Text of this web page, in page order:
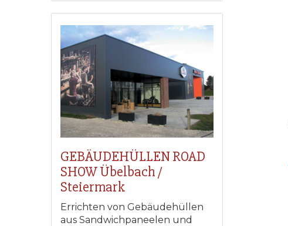
GEBÄUDEHÜLLEN ROAD
SHOW Übelbach /
Steiermark
Errichten von Gebäudehüllen
aus Sandwichpaneelen und